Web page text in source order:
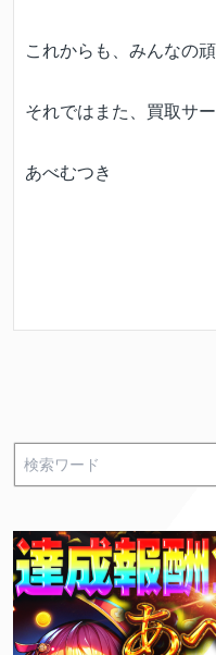
これからも、みんなの
それではまた、買取サ
あべむつき